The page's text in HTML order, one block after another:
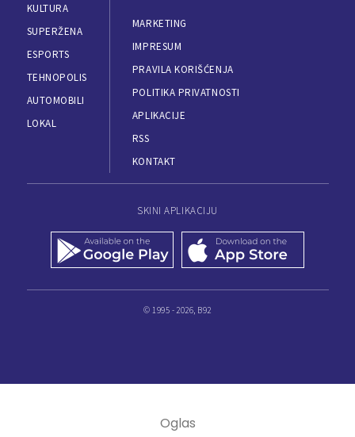
KULTURA
SUPERŽENA
ESPORTS
TEHNOPOLIS
AUTOMOBILI
LOKAL
MARKETING
IMPRESUM
PRAVILA KORIŠĆENJA
POLITIKA PRIVATNOSTI
APLIKACIJE
RSS
KONTAKT
SKINI APLIKACIJU
© 1995 - 2026, B92